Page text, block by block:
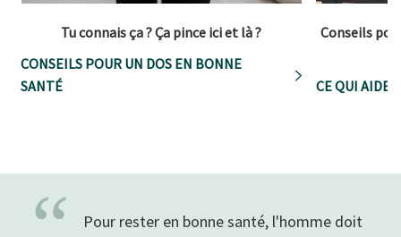
Tu connais ça ? Ça pince ici et là ?
CONSEILS POUR UN DOS EN BONNE
SANTÉ
Conseils
CE QUI AIDE
Pour rester en bonne santé, l'homme doit